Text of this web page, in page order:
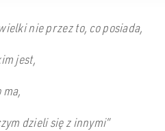
nie przez to, co posiada,
jest,
dzieli się z innymi”